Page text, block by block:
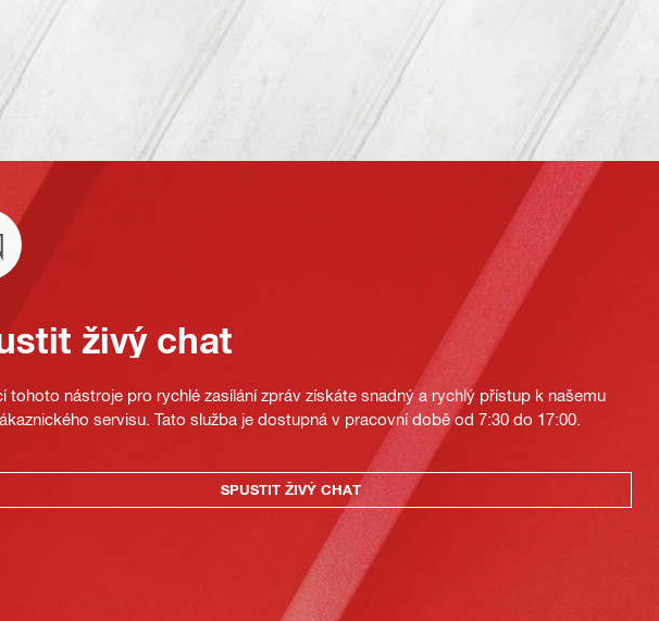
živý chat
tohoto nástroje pro rychlé zasílání zpráv získáte snadný a rychlý přístup k našemu
servisu. Tato služba je dostupná v pracovní době od 7:30 do 17:00.
SPUSTIT ŽIVÝ CHAT